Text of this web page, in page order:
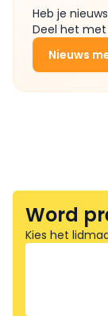
Heb je
Deel het
Nieuws
Word
Kies het